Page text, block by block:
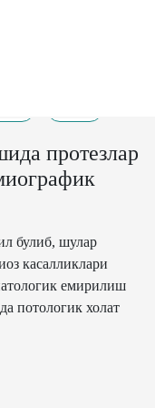
протезлар
булиб, шулар
касалликлари
емирилиш
потологик холат